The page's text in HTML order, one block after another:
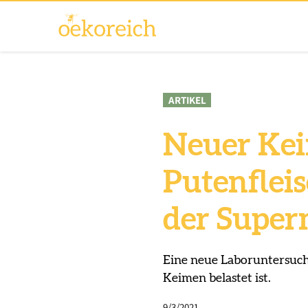
ARTIKEL
Neuer
der
Eine neue
Keimen belastet ist.